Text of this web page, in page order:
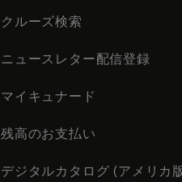
クルーズ検索
ニュースレター配信登録
マイキュナード
残高のお支払い
デジタルカタログ (アメリカ